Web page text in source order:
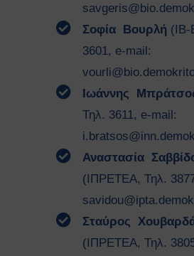
Χρήσιμοι
Τηλέφωνα
Ωράριο Ιατρού
Επικοινωνία
COPYRIGHT © 2026 Αθήνα ΕΚΕΦΕ
Σοφία Βουρλή
3601, e-mail:
Ιωάννης
Τηλ. 3611, e-mail:
Αναστασία
(ΙΠΡΕΤΕΑ, Τηλ.
Σταύρος
(ΙΠΡΕΤΕΑ, Τηλ.